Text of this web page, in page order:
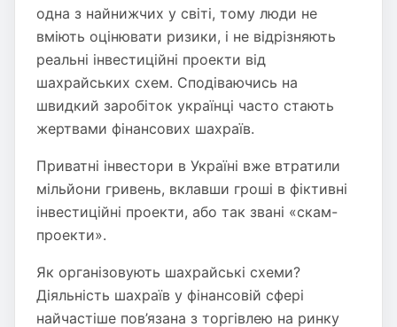
одна з найнижчих у світі, тому люди не
вміють оцінювати ризики, і не відрізняють
реальні інвестиційні проекти від
шахрайських схем. Сподіваючись на
швидкий заробіток українці часто стають
жертвами фінансових шахраїв.
Приватні інвестори в Україні вже втратили
мільйони гривень, вклавши гроші в фіктивні
інвестиційні проекти, або так звані «скам-
проекти».
Як організовують шахрайські схеми?
Діяльність шахраїв у фінансовій сфері
найчастіше пов’язана з торгівлею на ринку